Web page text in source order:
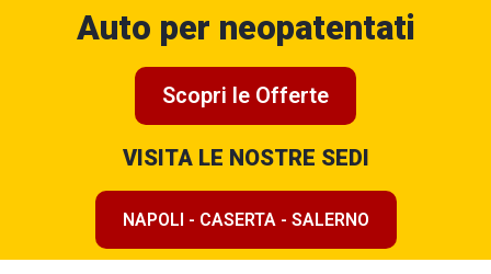
Auto per neopatentati
Scopri le Offerte
VISITA LE NOSTRE SEDI
NAPOLI - CASERTA - SALERNO